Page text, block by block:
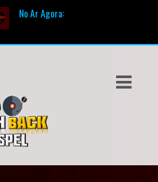
No Ar Agora: